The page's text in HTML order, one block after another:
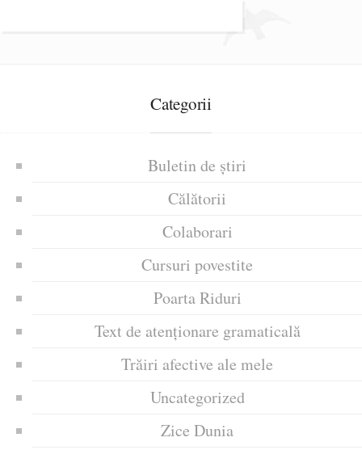
Categorii
Buletin de știri
Călătorii
Colaborari
Cursuri povestite
Poarta Riduri
Text de atenționare gramaticală
Trăiri afective ale mele
Uncategorized
Zice Dunia